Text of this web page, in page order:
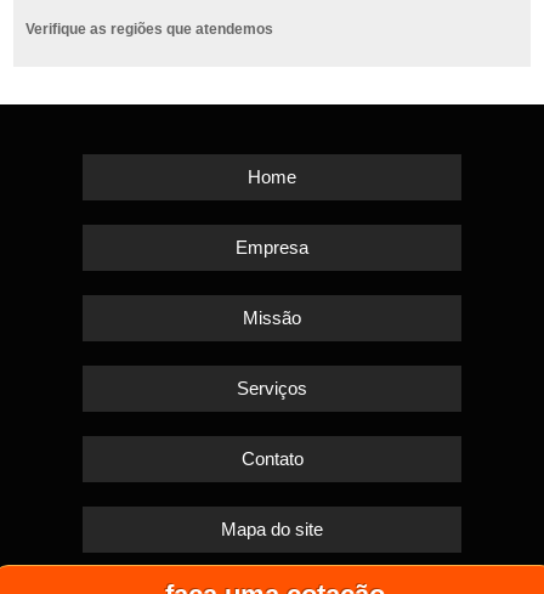
Verifique as regiões que atendemos
Home
Empresa
Missão
Serviços
Contato
Mapa do site